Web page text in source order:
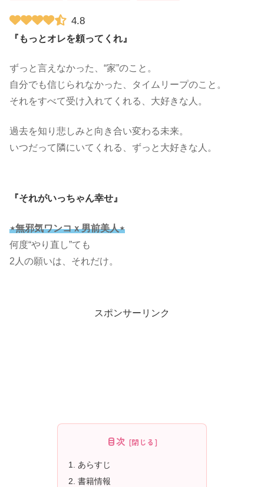
4.8
『もっとオレを頼ってくれ』
ずっと言えなかった、“家”のこと。
自分でも信じられなかった、タイムリープのこと。
それをすべて受け入れてくれる、大好きな人。
過去を知り悲しみと向き合い変わる未来。
いつだって隣にいてくれる、ずっと大好きな人。
『それがいっちゃん幸せ』
⋆無邪気ワンコｘ男前美人⋆
何度“やり直し”ても
2人の願いは、それだけ。
スポンサーリンク
目次
あらすじ
書籍情報